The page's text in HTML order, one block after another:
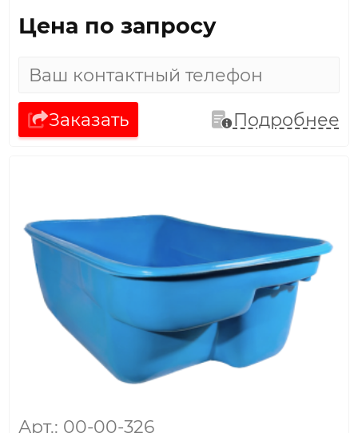
Цена по запросу
Заказать Подробнее
Арт.: 00-00-326